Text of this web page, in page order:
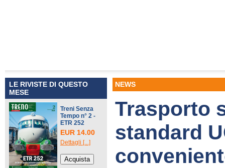
LE RIVISTE DI QUESTO
MESE
Treni Senza
Tempo n° 2 -
ETR 252
EUR 14.00
Dettagli [...]
NEWS
Trasporto
standard